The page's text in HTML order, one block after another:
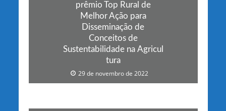
prêmio Top Rural de
Melhor Ação para
Disseminação de
Conceitos de
Sustentabilidade na Agricul
tura
29 de novembro de 2022